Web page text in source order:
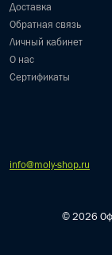
Доставка
Обратная связь
Личный кабинет
О нас
Сертификаты
info@moly-shop.ru
© 2026